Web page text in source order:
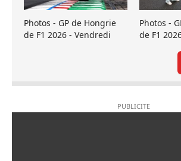
Photos - GP de Hongrie
de F1 2026 - Vendredi
Photos -
de F1